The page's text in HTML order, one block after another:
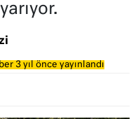
3 yıl önce yayınlandı